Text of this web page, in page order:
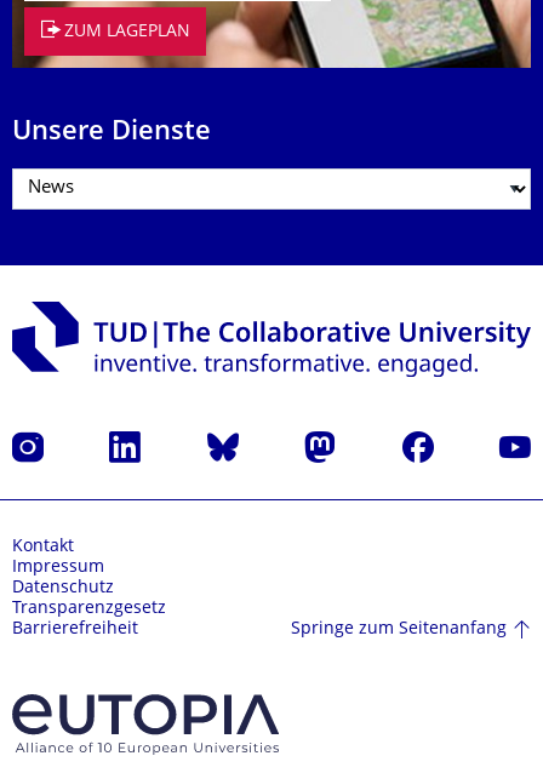
ZUM LAGEPLAN
Unsere Dienste
Instagram LinkedIn Bluesky Mastodon Facebook
Kontakt
Impressum
Datenschutz
Transparenzgesetz
Barrierefreiheit
Springe zum Seitenanfang